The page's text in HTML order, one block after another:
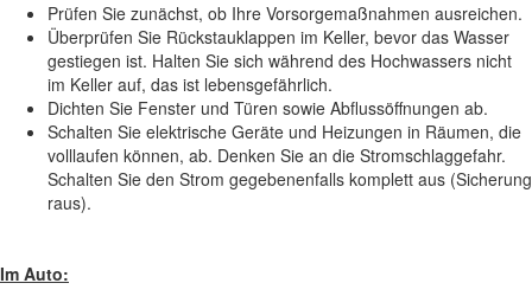
Prüfen Sie zunächst, ob Ihre Vorsorgemaßnahmen ausreichen.
Überprüfen Sie Rückstauklappen im Keller, bevor das Wasser
gestiegen ist. Halten Sie sich während des Hochwassers nicht
im Keller auf, das ist lebensgefährlich.
Dichten Sie Fenster und Türen sowie Abflussöffnungen ab.
Schalten Sie elektrische Geräte und Heizungen in Räumen, die
volllaufen können, ab. Denken Sie an die Stromschlaggefahr.
Schalten Sie den Strom gegebenenfalls komplett aus (Sicherung
raus).
Im Auto: